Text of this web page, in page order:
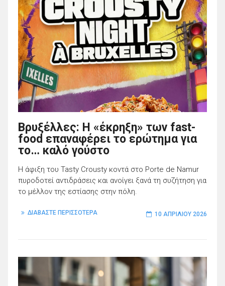
Βρυξέλλες: Η «έκρηξη» των fast-
food επαναφέρει το ερώτημα για
το… καλό γούστο
Η άφιξη του Tasty Crousty κοντά στo Porte de Namur
πυροδοτεί αντιδράσεις και ανοίγει ξανά τη συζήτηση για
το μέλλον της εστίασης στην πόλη.
ΔΙΑΒΑΣΤΕ ΠΕΡΙΣΣΟΤΕΡΑ 10 ΑΠΡΙΛΊΟΥ 2026